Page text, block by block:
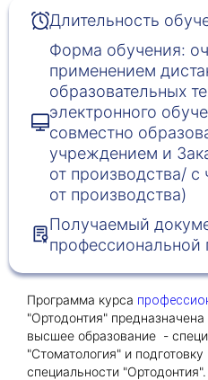
Длительность
Форма обучения:
применением
образовательных
электронного
совместно
учреждением и
от производства/
от производства)
Получаемый
профессиональной
Программа курса
"Ортодонтия"
высшее образование -
"Стоматология" и
специальности "Ортодонтия".
Приложите
Получить
Приложите
Получить
данныхиe-mail